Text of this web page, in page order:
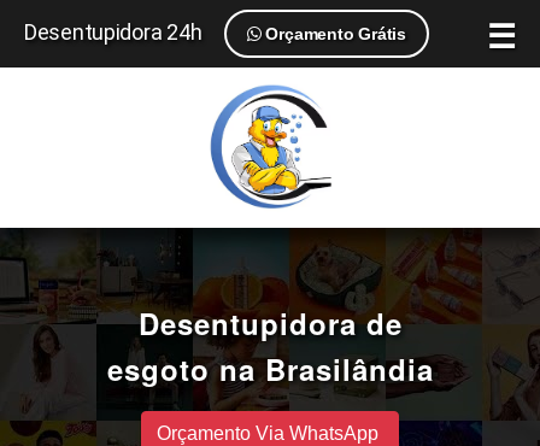
☰
Desentupidora 24h Orçamento Grátis
Desentupidora de
esgoto na Brasilândia
Orçamento Via WhatsApp